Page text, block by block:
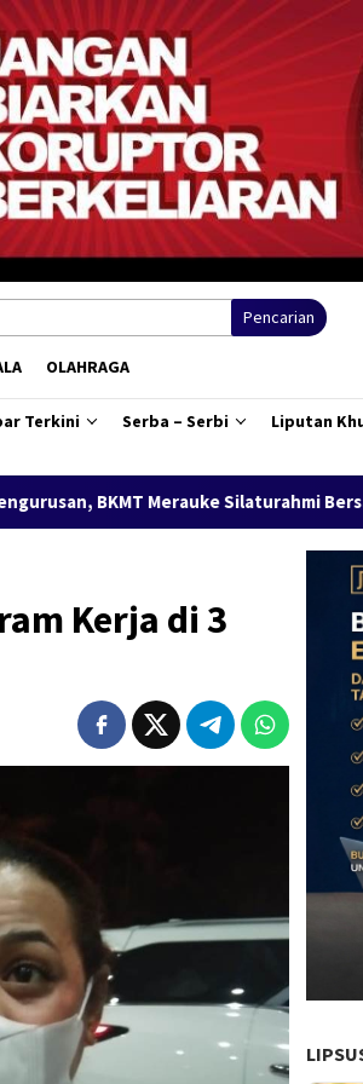
Pencarian
OLAHRAGA
Terkini Serba – Serbi
Liputan
Bersama Wabup Fauzun Nihayah
Kerja di 3